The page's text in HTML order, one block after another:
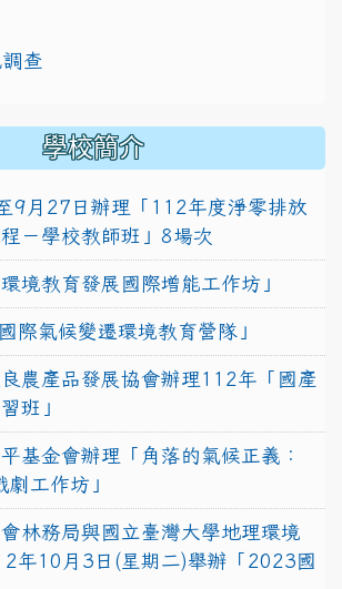
查
學校簡介
9月27日辦理「112年度淨零排放
－學校教師班」8場次
境教育發展國際增能工作坊」
際氣候變遷環境教育營隊」
農產品發展協會辦理112年「國產
班」
基金會辦理「角落的氣候正義：
工作坊」
林務局與國立臺灣大學地理環境
年10月3日(星期二)舉辦「2023國